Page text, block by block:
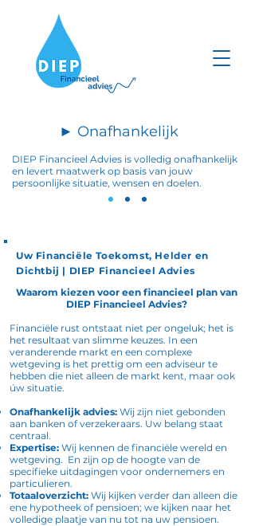
► Onafhankelijk
DIEP Financieel Advies is volledig onafhankelijk
en levert maatwerk op basis van jouw
persoonlijke situatie, wensen en doelen.
Uw Financiële Toekomst, Helder en
Dichtbij | DIEP Financieel Advies
Waarom kiezen voor een financieel plan van
DIEP Financieel Advies?
Financiële rust ontstaat niet per ongeluk; het is
het resultaat van slimme keuzes. In een
veranderende markt en een complexe
wetgeving is het prettig om een adviseur te
hebben die niet alleen de markt kent, maar ook
úw situatie.
Onafhankelijk advies: Wij zijn niet gebonden
aan banken of verzekeraars. Uw belang staat
centraal.
Expertise: Wij kennen de financiële wereld en
wetgeving. En zijn op de hoogte van de
specifieke uitdagingen voor ondernemers en
particulieren.
Totaaloverzicht: Wij kijken verder dan alleen die
ene hypotheek of pensioen; we kijken naar het
volledige plaatje van nu tot na uw pensioen.